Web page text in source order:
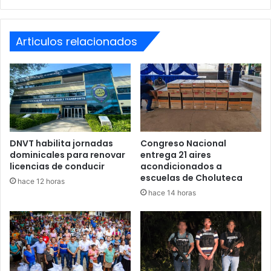
Articulos relacionados
DNVT habilita jornadas
dominicales para renovar
licencias de conducir
hace 12 horas
Congreso Nacional
entrega 21 aires
acondicionados a
escuelas de Choluteca
hace 14 horas